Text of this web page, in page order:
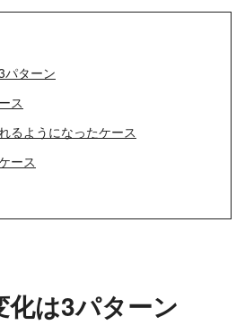
パターン
ス
るようになったケース
ース
は3パターン